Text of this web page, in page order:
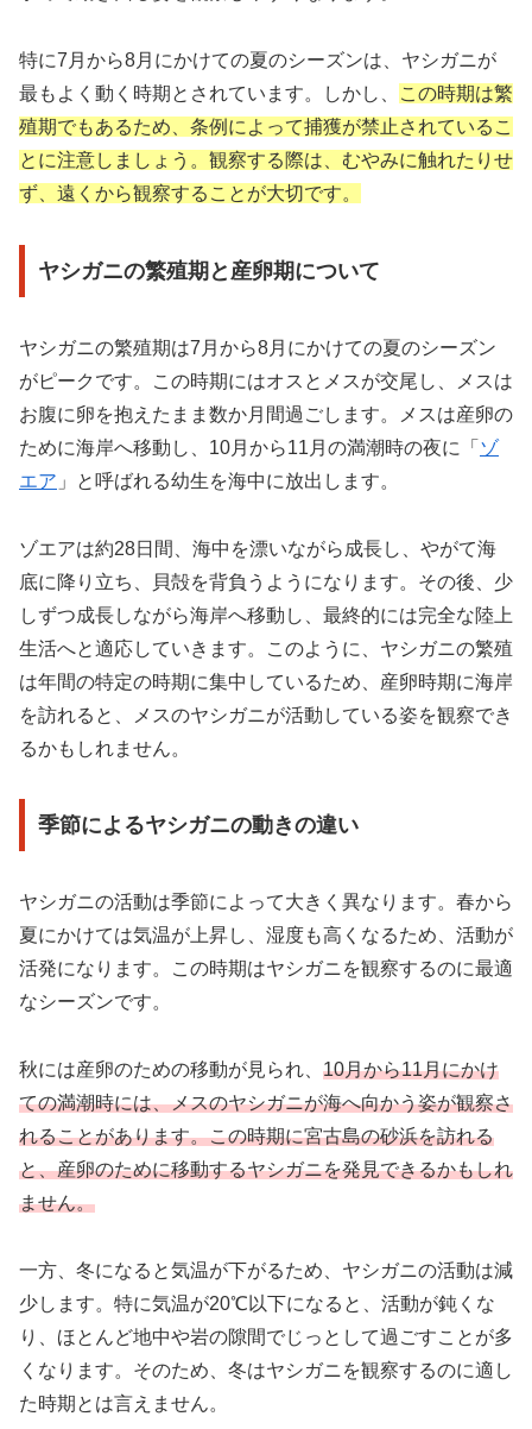
特に7月から8月にかけての夏のシーズンは、ヤシガニが
最もよく動く時期とされています。しかし、
この時期は繁
殖期でもあるため、条例によって捕獲が禁止されているこ
とに注意しましょう。観察する際は、むやみに触れたりせ
ず、遠くから観察することが大切です。
ヤシガニの繁殖期と産卵期について
ヤシガニの繁殖期は7月から8月にかけての夏のシーズン
がピークです。この時期にはオスとメスが交尾し、メスは
お腹に卵を抱えたまま数か月間過ごします。メスは産卵の
ために海岸へ移動し、10月から11月の満潮時の夜に「 ゾ
エア 」と呼ばれる幼生を海中に放出します。
ゾエアは約28日間、海中を漂いながら成長し、やがて海
底に降り立ち、貝殻を背負うようになります。その後、少
しずつ成長しながら海岸へ移動し、最終的には完全な陸上
生活へと適応していきます。このように、ヤシガニの繁殖
は年間の特定の時期に集中しているため、産卵時期に海岸
を訪れると、メスのヤシガニが活動している姿を観察でき
るかもしれません。
季節によるヤシガニの動きの違い
ヤシガニの活動は季節によって大きく異なります。春から
夏にかけては気温が上昇し、湿度も高くなるため、活動が
活発になります。この時期はヤシガニを観察するのに最適
なシーズンです。
秋には産卵のための移動が見られ、 10月から11月にかけ
ての満潮時には、メスのヤシガニが海へ向かう姿が観察さ
れることがあります。この時期に宮古島の砂浜を訪れる
と、産卵のために移動するヤシガニを発見できるかもしれ
ません。
一方、冬になると気温が下がるため、ヤシガニの活動は減
少します。特に気温が20℃以下になると、活動が鈍くな
り、ほとんど地中や岩の隙間でじっとして過ごすことが多
くなります。そのため、冬はヤシガニを観察するのに適し
た時期とは言えません。